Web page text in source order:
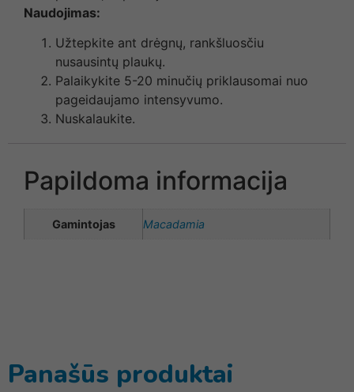
Naudojimas:
Užtepkite ant drėgnų, rankšluosčiu
nusausintų plaukų.
Palaikykite 5-20 minučių priklausomai nuo
pageidaujamo intensyvumo.
Nuskalaukite.
Papildoma informacija
Gamintojas Macadamia
Panašūs produktai